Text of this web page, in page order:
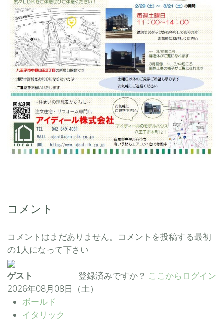
コメント
コメントはまだありません。コメントを投稿する最初
の1人になって下さい
登録済みですか？ ここからログイン
ゲスト
2026年08月08日（土）
ボールド
イタリック